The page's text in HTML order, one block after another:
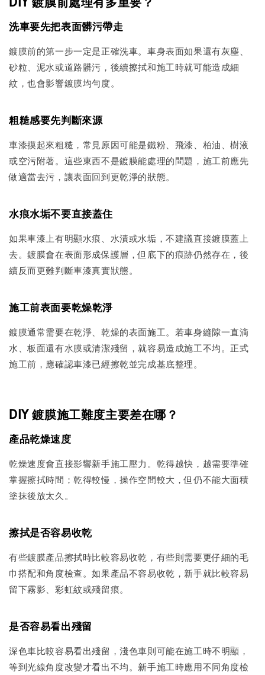
洗車要先把表面髒污帶走
鍍膜前的第一步一定是正確洗車。車身表面如果還有灰塵、
砂粒、泥水或道路髒污，後續擦拭和施工時就可能造成細
紋，也會影響鍍膜均勻度。
粗糙感要先判斷來源
車漆摸起來粗糙，常見原因可能是鐵粉、飛漆、柏油、樹液
或空污附著。這些東西不是鍍膜能處理的問題，施工前應先
做適當去污，讓表面回到更乾淨的狀態。
水痕水垢不要直接蓋住
如果車漆上有明顯水痕、水漬或水垢，不建議直接鍍膜蓋上
去。鍍膜會在表面形成保護層，但底下的痕跡仍然存在，後
續反而更難判斷車漆真實狀態。
施工前表面要乾燥乾淨
鍍膜通常需要在乾淨、乾燥的表面施工。若車身縫隙一直滴
水、板面還有水膜或清潔殘留，就容易造成施工不均。正式
施工前，應確認車漆已經擦乾並完成基底整理。
DIY 鍍膜施工難度主要差在哪？
產品乾燥速度
乾燥速度會直接影響新手施工壓力。乾得越快，越需要準確
掌握擦拭時間；乾得較慢，操作空間較大，但仍不能大面積
塗抹後放太久。
擦拭是否容易收乾
有些鍍膜產品擦拭時比較容易收乾，有些則需要更仔細的毛
巾搭配和角度檢查。如果產品不容易收乾，新手就比較容易
留下霧影、彩虹紋或殘留痕。
是否容易看出殘留
深色車比較容易看出殘留，淺色車則可能在施工時不明顯，
等到光線角度改變才看出不均。新手施工時應用不同角度檢